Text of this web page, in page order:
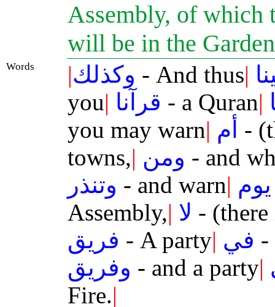
Assembly, of which
will be in the
Words |وكذلك - And thus|
you| قرآنا - a Quran|
you may warn| أم -
towns,| ومن - and
وتنذر - and warn| يوم
Assembly,| لا -
فريق - A party| في -
وفريق - and a party|
Fire.|